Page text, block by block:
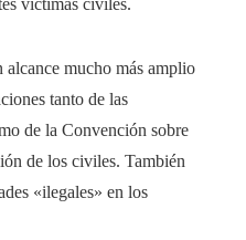
víctimas civiles.
mucho más amplio
tanto de las
de la Convención sobre
de los civiles. También
«ilegales» en los